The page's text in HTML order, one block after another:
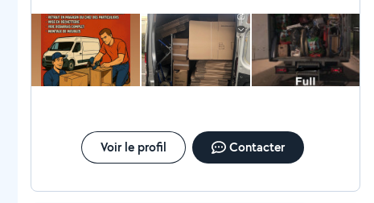
Voir le profil Contacter